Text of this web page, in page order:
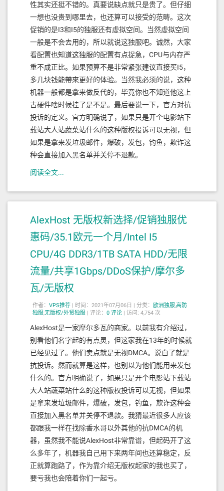
性其实还挺不错的。真要说缺点就只是贵了。但仔细
一想也没贵到哪里去，也还算可以接受的范畴。这次
促销的是I3和I5的独服还有虚拟空间。当然虚拟空间
一般是不会去用的，所以就说这独服吧。诚然，大家
看配置也知道这独服的配置有点捉急，CPU与内存严
重不成正比。如果预算不是非常紧张建议直接买I5，
多几块钱能帶來更好的体验。当然我必须的说，这种
机器一般都是拿来做反代的，毕竟你也不知道他这上
古硬件啥时候挂了是不是。最后要说一下，官方对抗
投诉的定义。官方明确说了，如果只是开个电影站下
载站大人站蔬菜站什么的这种版权投诉可以无视，但
如果是拿来发垃圾邮件，爆破，发包，钓鱼，欺诈这
种会直接加入黑名单并关停不退款。
阅读全文...
AlexHost 无版权新选择/促销独服优
惠码/35.1欧元一个月/Intel I5
CPU/4G DDR3/1TB SATA HDD/无限
流量/共享1Gbps/DDoS保护/摩尔多
瓦/无版权
作者： VPS推荐 | 时间：2021年07月06日 | 分类： 欧洲独服,高防
独服,无版权/外贸独服 | 评论： 0 评论 | 访问: 4,754 次
AlexHost是一家摩尔多瓦的商家。以前我有介绍过，
别看他们名字起的有点灵，但这家我在13年的时候就
已经见过了。他们卖点就是无视DMCA。说白了就是
抗投诉。然而就算是这样，也别以为他们能用来发包
什么的。官方明确说了，如果只是开个电影站下载站
大人站蔬菜站什么的这种版权投诉可以无视，但如果
是拿来发垃圾邮件，爆破，发包，钓鱼，欺诈这种会
直接加入黑名单并关停不退款。我猜最近很多人应该
都跟我一样在找除香水哥以外其他的抗DMCA的机
器，虽然我不能说AlexHost非常靠谱，但起码开了这
么多年了，机器我自己用下来两年间也还算稳定，反
正就算跑路了，作为靠介绍无版权起家的我也买了，
要亏我也会陪着你们一起亏。